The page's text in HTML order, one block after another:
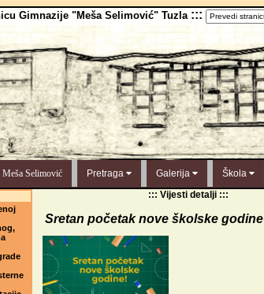
Gimnazije "Meša Selimović" Tuzla :::
Meša Selimović Pretraga Galerija Škola
::: Vijesti detalji :::
Sretan početak nove školske godine